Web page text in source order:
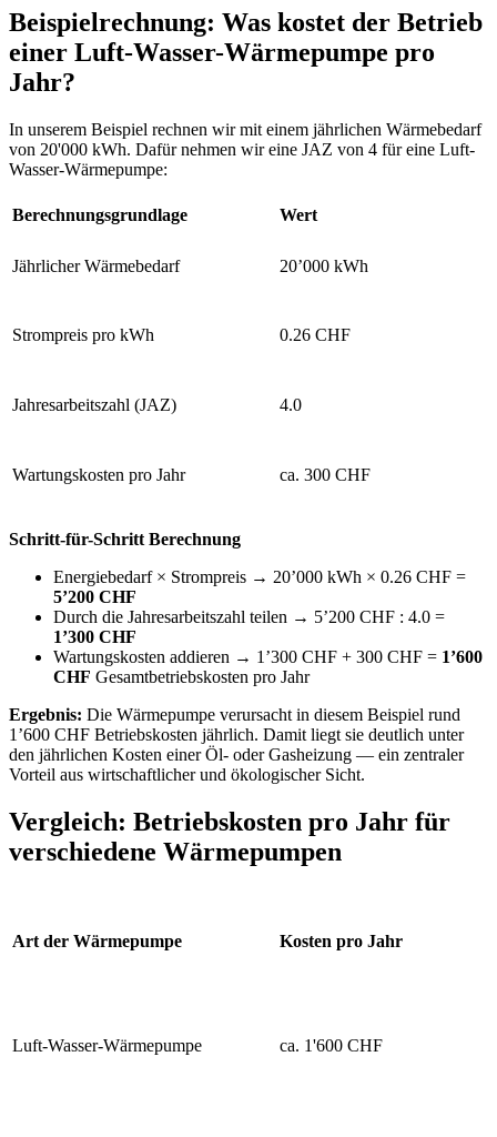
Beispielrechnung: Was kostet der Betrieb
einer Luft-Wasser-Wärmepumpe pro
Jahr?
In unserem Beispiel rechnen wir mit einem jährlichen Wärmebedarf
von 20'000 kWh. Dafür nehmen wir eine JAZ von 4 für eine Luft-
Wasser-Wärmepumpe:
Berechnungsgrundlage Wert
Jährlicher Wärmebedarf 20’000 kWh
Strompreis pro kWh 0.26 CHF
Jahresarbeitszahl (JAZ) 4.0
Wartungskosten pro Jahr ca. 300 CHF
Schritt-für-Schritt Berechnung
Energiebedarf × Strompreis → 20’000 kWh × 0.26 CHF =
5’200 CHF
Durch die Jahresarbeitszahl teilen → 5’200 CHF : 4.0 =
1’300 CHF
Wartungskosten addieren → 1’300 CHF + 300 CHF = 1’600
CHF Gesamtbetriebskosten pro Jahr
Ergebnis: Die Wärmepumpe verursacht in diesem Beispiel rund
1’600 CHF Betriebskosten jährlich. Damit liegt sie deutlich unter
den jährlichen Kosten einer Öl- oder Gasheizung — ein zentraler
Vorteil aus wirtschaftlicher und ökologischer Sicht.
Vergleich: Betriebskosten pro Jahr für
verschiedene Wärmepumpen
Art der Wärmepumpe Kosten pro Jahr
Luft-Wasser-Wärmepumpe ca. 1'600 CHF